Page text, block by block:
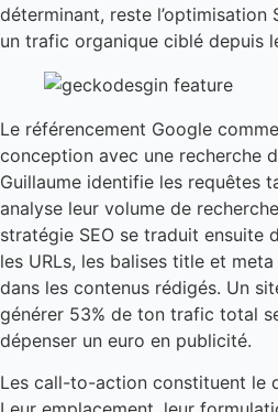
déterminant, reste l’optimisation
un trafic organique ciblé depuis
Le référencement Google
conception avec une recherche
Guillaume identifie les requêtes
analyse leur volume de
stratégie SEO se traduit ensuite
les URLs, les balises title et
dans les contenus rédigés. Un
générer 53% de ton trafic total
dépenser un euro en publicité.
Les call-to-action constituent le